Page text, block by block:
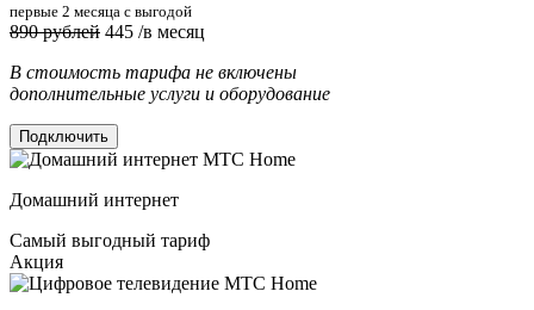
первые 2 месяца с выгодой
890 рублей 445 /в месяц
В стоимость тарифа не включены
дополнительные услуги и оборудование
Подключить
Домашний интернет
Самый выгодный тариф
Акция